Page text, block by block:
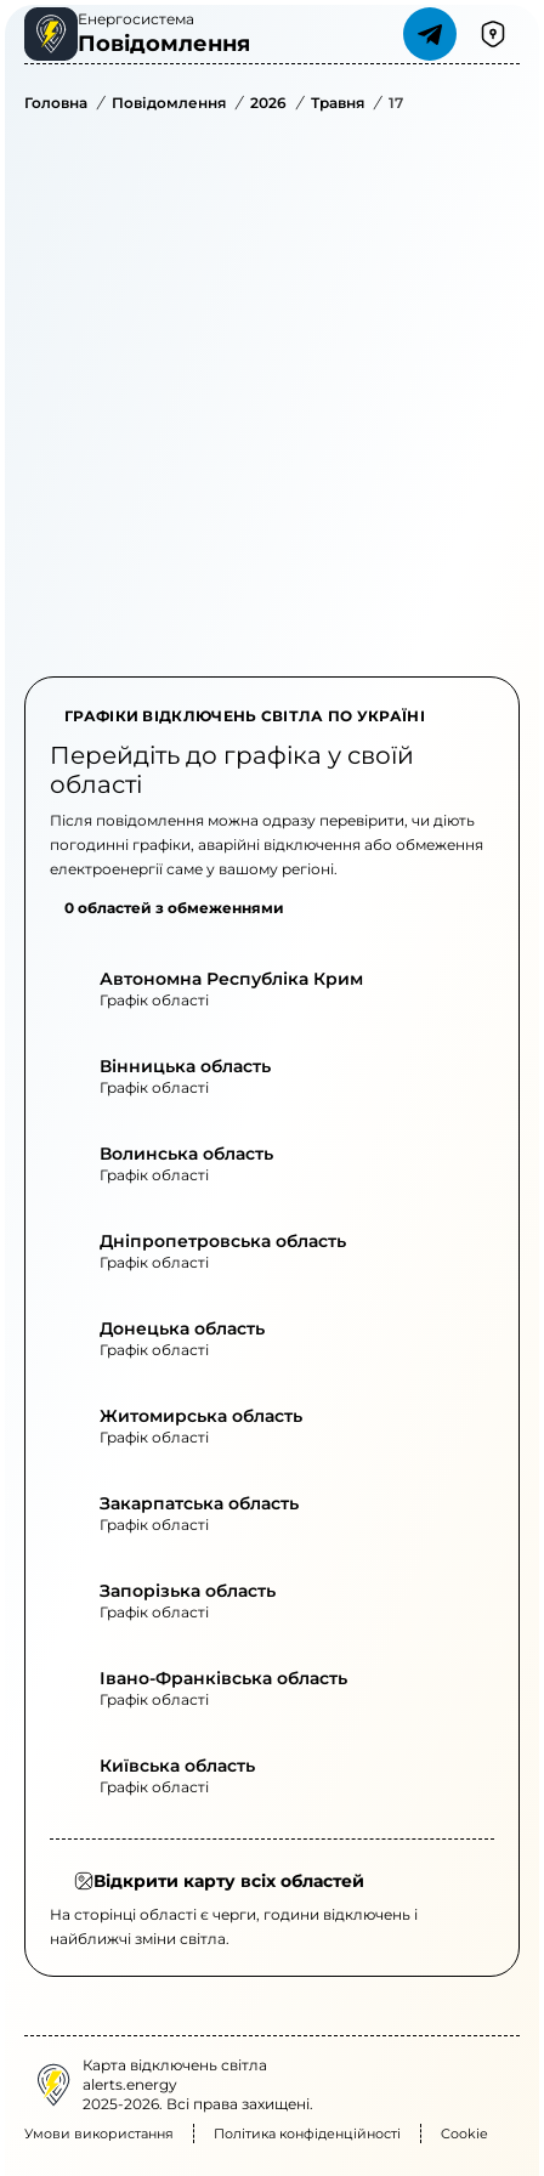
Енергосистема
Повідомлення
Головна / Повідомлення / 2026 / Травня / 17
ГРАФІКИ ВІДКЛЮЧЕНЬ СВІТЛА ПО УКРАЇНІ
Перейдіть до графіка у своїй
області
Після повідомлення можна одразу перевірити, чи діють
погодинні графіки, аварійні відключення або обмеження
електроенергії саме у вашому регіоні.
0 областей з обмеженнями
Автономна Республіка Крим
Графік області
Вінницька область
Графік області
Волинська область
Графік області
Дніпропетровська область
Графік області
Донецька область
Графік області
Житомирська область
Графік області
Закарпатська область
Графік області
Запорізька область
Графік області
Івано-Франківська область
Графік області
Київська область
Графік області
Відкрити карту всіх областей
На сторінці області є черги, години відключень і
найближчі зміни світла.
Карта відключень світла
alerts.energy
2025-2026. Всі права захищені.
Умови використання Політика конфіденційності Cookie